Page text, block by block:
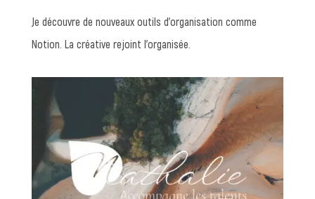
Je découvre de nouveaux outils d’organisation comme
Notion. La créative rejoint l’organisée.